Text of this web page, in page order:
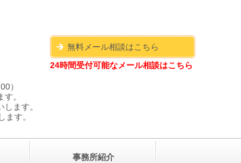
）
。
ます。
す。
無料メール相談はこちら
24時間受付可能なメール相談はこちら
事務所紹介